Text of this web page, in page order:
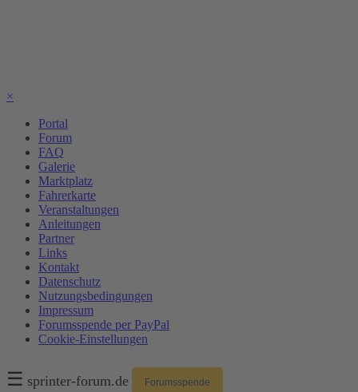
×
Portal
Forum
FAQ
Galerie
Marktplatz
Fahrerkarte
Veranstaltungen
Anleitungen
Partner
Links
Kontakt
Datenschutz
Nutzungsbedingungen
Impressum
Forumsspende per PayPal
Cookie-Einstellungen
☰ sprinter-forum.de Forumsspende